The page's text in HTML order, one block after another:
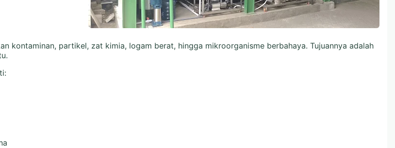
kontaminan, partikel, zat kimia, logam berat, hingga mikroorganisme berbahaya. Tujuannya adalah